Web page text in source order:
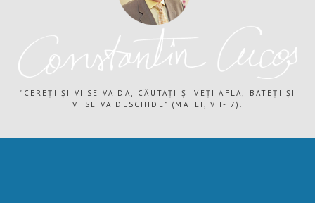
"CEREȚI ȘI VI SE VA DA; CĂUTAȚI ȘI VEȚI AFLA; BATEȚI ȘI
VI SE VA DESCHIDE" (MATEI, VII- 7).